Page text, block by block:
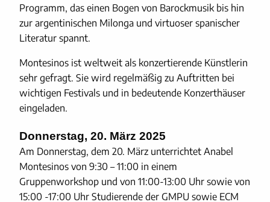
Programm, das einen Bogen von Barockmusik bis hin
zur argentinischen Milonga und virtuoser spanischer
Literatur spannt.
Montesinos ist weltweit als konzertierende Künstlerin
sehr gefragt. Sie wird regelmäßig zu Auftritten bei
wichtigen Festivals und in bedeutende Konzerthäuser
eingeladen.
Donnerstag, 20. März 2025
Am Donnerstag, dem 20. März unterrichtet Anabel
Montesinos von 9:30 – 11:00 in einem
Gruppenworkshop und von 11:00-13:00 Uhr sowie von
15:00 -17:00 Uhr Studierende der GMPU sowie ECM